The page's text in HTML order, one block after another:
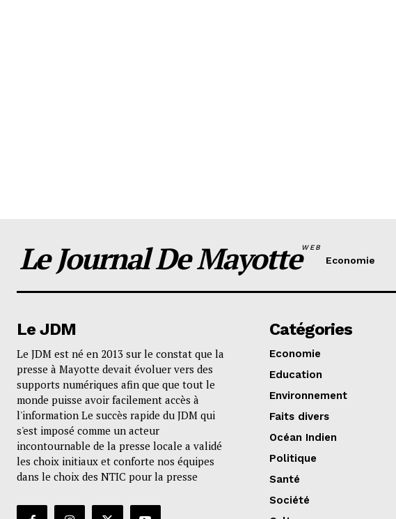
Le Journal De MayotteWEB
Economie
Le JDM
Le JDM est né en 2013 sur le constat que la
presse à Mayotte devait évoluer vers des
supports numériques afin que que tout le
monde puisse avoir facilement accès à
l'information Le succès rapide du JDM qui
s'est imposé comme un acteur
incontournable de la presse locale a validé
les choix initiaux et conforte nos équipes
dans le choix des NTIC pour la presse
Catégories
Economie
Education
Environnement
Faits divers
Océan Indien
Politique
Santé
Société